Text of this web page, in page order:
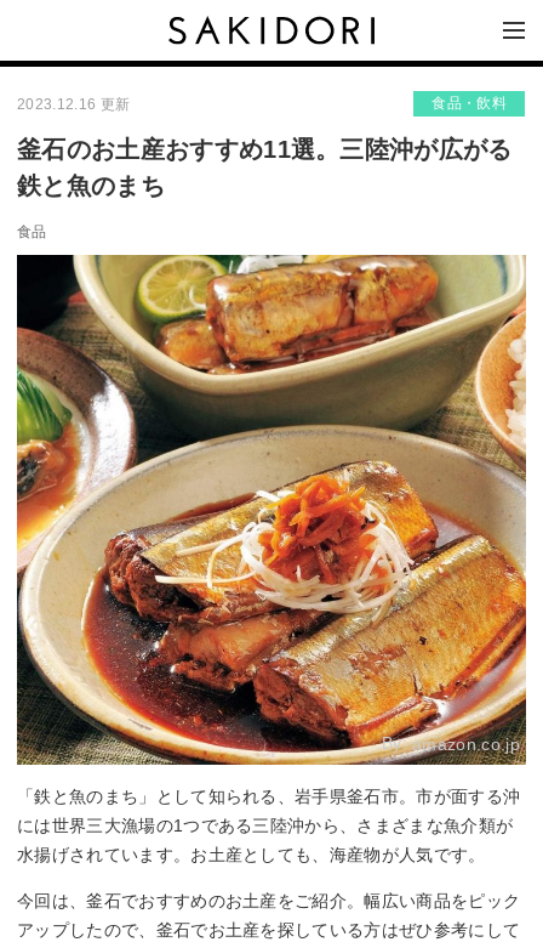
2023.12.16 更新 食品・飲料
釜石のお土産おすすめ11選。三陸沖が広がる
鉄と魚のまち
食品
By:amazon.co.jp
「鉄と魚のまち」として知られる、岩手県釜石市。市が面する沖
には世界三大漁場の1つである三陸沖から、さまざまな魚介類が
水揚げされています。お土産としても、海産物が人気です。
今回は、釜石でおすすめのお土産をご紹介。幅広い商品をピック
アップしたので、釜石でお土産を探している方はぜひ参考にして